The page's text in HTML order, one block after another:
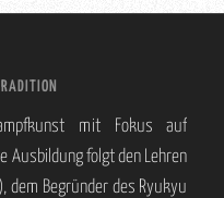
mit Fokus auf
Ausbildung folgt den Lehren
dem Begründer des Ryukyu